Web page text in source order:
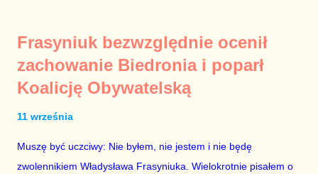
Ziobro. Żenujące są tłumaczenia Dudy, że podpisał ustawy, bo
to jego ustawy. Prawda jest taka, że poprawki partii rządzącej
do tych ustaw były bardziej obszerne niż projekty ustaw
wyłącznie o jego władzę nad sądownictwem kosztem władzy
Zbigniewa Ziobry. W poprzednich ustawach Ziobro miał 100%
Frasyniuk bezwzględnie ocenił
zachowanie Biedronia i poparł
Koalicję Obywatelską
11 września
Muszę być uczciwy: Nie byłem, nie jestem i nie będę
zwolennikiem Władysława Frasyniuka. Wielokrotnie pisałem o